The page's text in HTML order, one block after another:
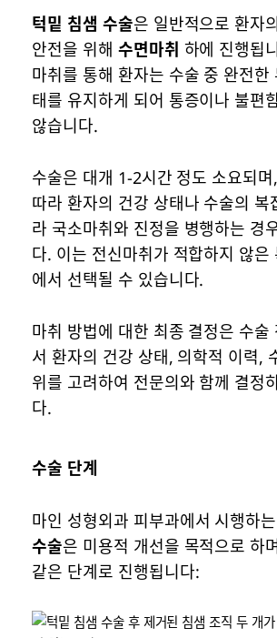
턱밑 침샘 수술은 일반적으로 환자
안전을 위해 수면마취 하에 진행됩
마취를 통해 환자는 수술 중 완전한
태를 유지하게 되어 통증이나 불편
않습니다.
수술은 대개 1-2시간 정도 소요되
따라 환자의 건강 상태나 수술의 복
라 국소마취와 진정을 병행하는 경
다. 이는 전신마취가 적합하지 않은
에서 선택될 수 있습니다.
마취 방법에 대한 최종 결정은 수술
서 환자의 건강 상태, 의학적 이력,
위를 고려하여 전문의와 함께 결정
다.
수술 단계
마인 성형외과 피부과에서 시행하는
수술은 미용적 개선을 목적으로 하
같은 단계로 진행됩니다: